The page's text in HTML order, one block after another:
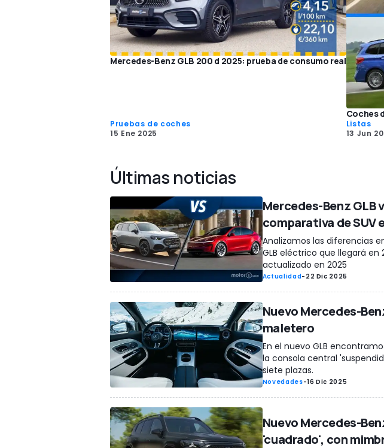
Mercedes-Benz GLB 200 d 2025: prueba de consumo real
Pruebas de coches
15 Ene 2025
Coches
Listas
13 Jun
Últimas noticias
Mercedes-Benz GLB
comparativa de SUV
Analizamos las diferencias
GLB eléctrico que llegará en
actualizado en 2025
Actualidad- 22 Dic 2025
Nuevo Mercedes-
maletero
En el nuevo GLB
la consola central
siete plazas.
Novedades-16 Dic 2025
Nuevo Mercedes-
'cuadrado', con